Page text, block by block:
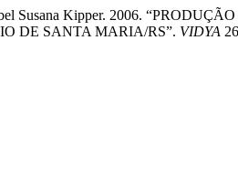
Susana Kipper. 2006.
DE SANTA MARIA/RS”. VIDYA